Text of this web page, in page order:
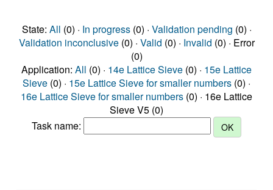
State: All (0) · In progress(0) · Validation pending (0) ·
Validation inconclusive(0) · Valid (0) · Invalid (0) · Error
(0)
Application: All (0) · 14e Lattice Sieve (0) · 15e Lattice
Sieve (0) · 15e Lattice Sieve for smaller numbers (0) ·
16e Lattice Sieve for smaller numbers (0) · 16e Lattice
Sieve V5 (0)
Task name: